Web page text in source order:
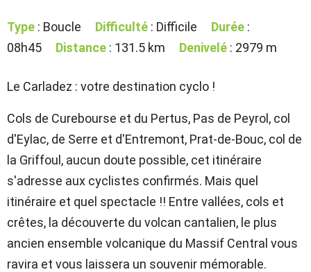
Type : Boucle Difficulté : Difficile Durée :
08h45
Distance : 131.5 km Denivelé : 2979 m
Le Carladez : votre destination cyclo !
Cols de Curebourse et du Pertus, Pas de Peyrol, col
d'Eylac, de Serre et d'Entremont, Prat-de-Bouc, col de
la Griffoul, aucun doute possible, cet itinéraire
s'adresse aux cyclistes confirmés. Mais quel
itinéraire et quel spectacle !! Entre vallées, cols et
crêtes, la découverte du volcan cantalien, le plus
ancien ensemble volcanique du Massif Central vous
ravira et vous laissera un souvenir mémorable.